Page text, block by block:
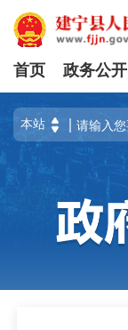
首页 政务公开